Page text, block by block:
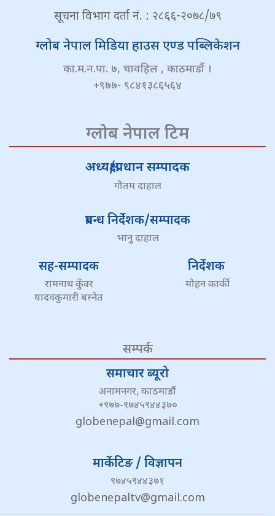
सूचना विभाग दर्ता नं. : २८६६-२०७८/७९
ग्लोब नेपाल मिडिया हाउस एण्ड पब्लिकेशन
का.म.न.पा. ७, चावहिल , काठमाडौं ।
+९७७- ९८४१३८६५६४
ग्लोब नेपाल टिम
अध्यक्ष/प्रधान सम्पादक
गौतम दाहाल
प्रबन्ध निर्देशक/सम्पादक
भानु दाहाल
सह-सम्पादक
रामनाथ कुँवर
यादवकुमारी बस्नेत
निर्देशक
मोहन कार्की
सम्पर्क
समाचार ब्यूरो
अनामनगर, काठमाडौं
+९७७-९७४५९४४३७०
globenepal@gmail.com
मार्केटिङ / विज्ञापन
९७४५९४४३७१
globenepaltv@gmail.com